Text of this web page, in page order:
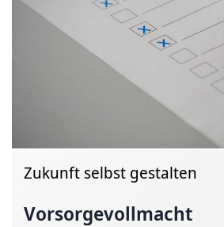
Zukunft selbst gestalten
Vorsorgevollmacht